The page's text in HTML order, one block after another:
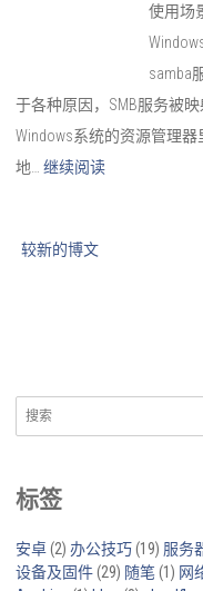
使用场
samba
于各种原因，SMB服务被
Windows系统的资源管理
地… 继续阅读
较新的博文
搜
索：
标签
安卓(2) 办公技巧(19) 服务
设备及固件(29) 随笔(1) 网